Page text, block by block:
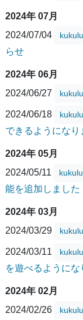
2024年 07月
2024/07/04
らせ
2024年 06月
2024/06/27
2024/06/18
できるようになり
2024年 05月
2024/05/11
能を追加しました
2024年 03月
2024/03/29
2024/03/11
を遊べるようにな
2024年 02月
2024/02/26